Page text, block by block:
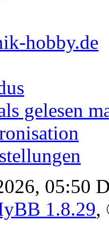
hobby.de
gelesen
05:50
1.8.29,